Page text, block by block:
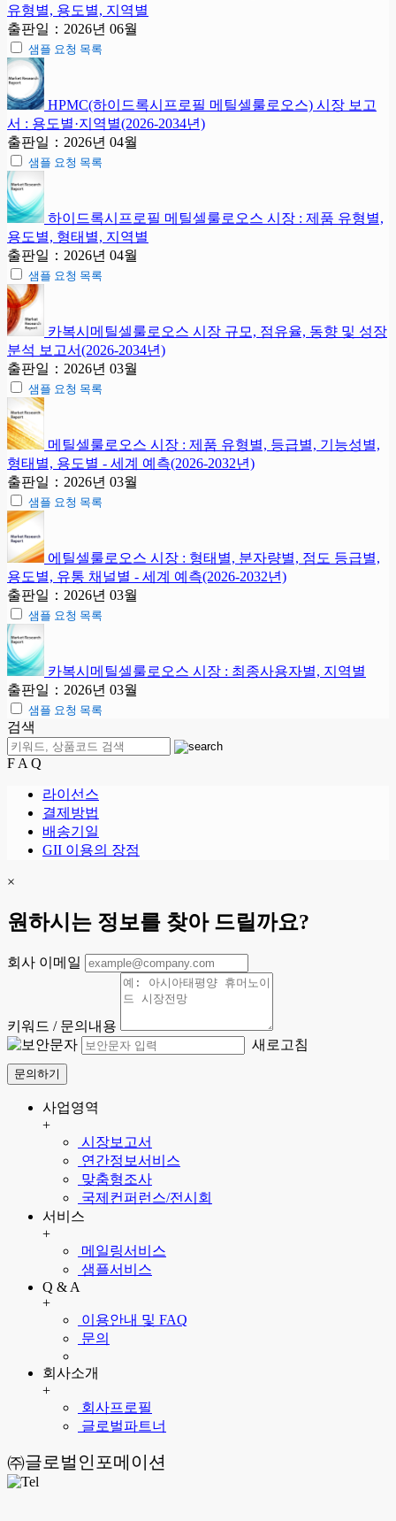
유형별, 용도별, 지역별
출판일：2026년 06월
샘플 요청 목록
HPMC(하이드록시프로필 메틸셀룰로오스) 시장 보고
서 : 용도별·지역별(2026-2034년)
출판일：2026년 04월
샘플 요청 목록
하이드록시프로필 메틸셀룰로오스 시장 : 제품 유형별,
용도별, 형태별, 지역별
출판일：2026년 04월
샘플 요청 목록
카복시메틸셀룰로오스 시장 규모, 점유율, 동향 및 성장
분석 보고서(2026-2034년)
출판일：2026년 03월
샘플 요청 목록
메틸셀룰로오스 시장 : 제품 유형별, 등급별, 기능성별,
형태별, 용도별 - 세계 예측(2026-2032년)
출판일：2026년 03월
샘플 요청 목록
에틸셀룰로오스 시장 : 형태별, 분자량별, 점도 등급별,
용도별, 유통 채널별 - 세계 예측(2026-2032년)
출판일：2026년 03월
샘플 요청 목록
카복시메틸셀룰로오스 시장 : 최종사용자별, 지역별
출판일：2026년 03월
샘플 요청 목록
검색
F A Q
라이선스
결제방법
배송기일
GII 이용의 장점
×
원하시는 정보를 찾아 드릴까요?
회사 이메일
키워드 / 문의내용
새로고침
문의하기
사업영역
+
시장보고서
연간정보서비스
맞춤형조사
국제컨퍼런스/전시회
서비스
+
메일링서비스
샘플서비스
Q & A
+
이용안내 및 FAQ
문의
회사소개
+
회사프로필
글로벌파트너
㈜글로벌인포메이션